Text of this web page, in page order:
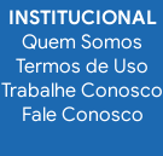
INSTITUCIONAL
Quem Somos
Termos de Uso
Trabalhe Conosco
Fale Conosco